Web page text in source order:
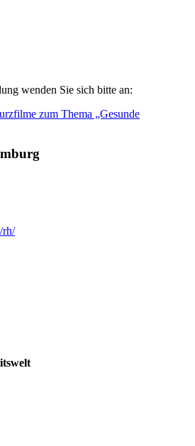
wenden Sie sich bitte an:
rh/